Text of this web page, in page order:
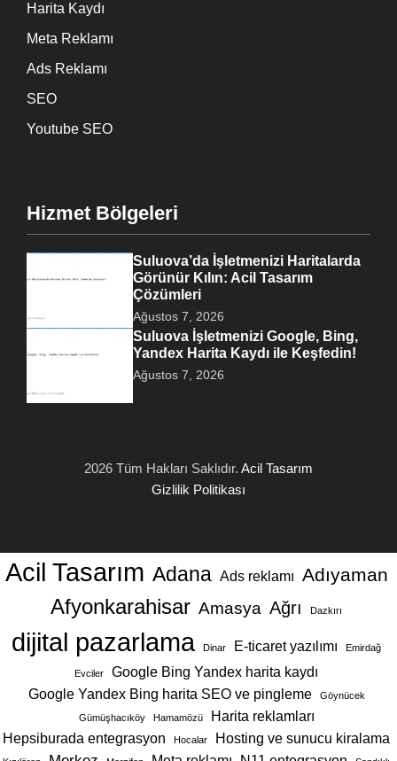
Harita Kaydı
Meta Reklamı
Ads Reklamı
SEO
Youtube SEO
Hizmet Bölgeleri
Suluova’da İşletmenizi Haritalarda
Görünür Kılın: Acil Tasarım
Çözümleri
Ağustos 7, 2026
Suluova İşletmenizi Google, Bing,
Yandex Harita Kaydı ile Keşfedin!
Ağustos 7, 2026
2026 Tüm Hakları Saklıdır. Acil Tasarım
Gizlilik Politikası
Acil Tasarım Adana Ads reklamı Adıyaman
Afyonkarahisar Amasya Ağrı Dazkırı
dijital pazarlama Dinar E-ticaret yazılımı Emirdağ
Evciler
Google Bing Yandex harita kaydı
Google Yandex Bing harita SEO ve pingleme
Göynücek
Gümüşhacıköy Hamamözü
Harita reklamları
Hepsiburada entegrasyon
Hocalar Hosting ve sunucu kiralama